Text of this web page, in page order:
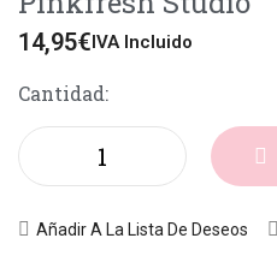
14,95€IVA Incluido
Cantidad:
Añadir A La Lista De Deseos